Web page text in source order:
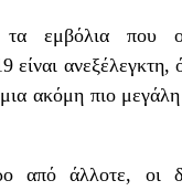
τα εμβόλια που
είναι
ακόμη πιο
από άλλοτε, οι